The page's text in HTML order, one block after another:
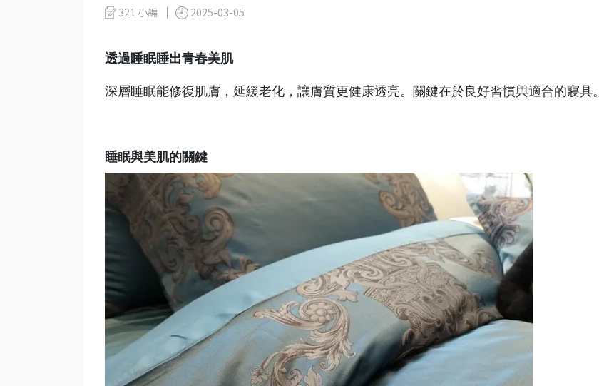
321 小編 2025-03-05
透過睡眠睡出青春美肌
深層睡眠能修復肌膚，延緩老化，讓膚質更健康透亮。關鍵在於良好習慣與適合的寢具。
睡眠與美肌的關鍵